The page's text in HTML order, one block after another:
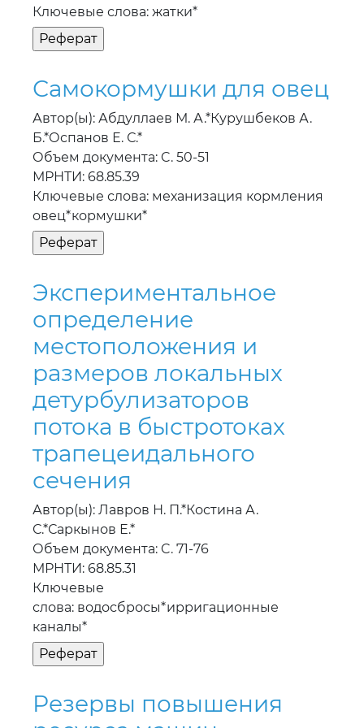
Ключевые слова: жатки*
Самокормушки для овец
Автор(ы): Абдуллаев М. А.*Курушбеков А.
Б.*Оспанов Е. С.*
Объем документа: C. 50-51
МРНТИ: 68.85.39
Ключевые слова: механизация кормления
овец*кормушки*
Экспериментальное
определение
местоположения и
размеров локальных
детурбулизаторов
потока в быстротоках
трапецеидального
сечения
Автор(ы): Лавров Н. П.*Костина А.
С.*Саркынов Е.*
Объем документа: C. 71-76
МРНТИ: 68.85.31
Ключевые
слова: водосбросы*ирригационные
каналы*
Резервы повышения